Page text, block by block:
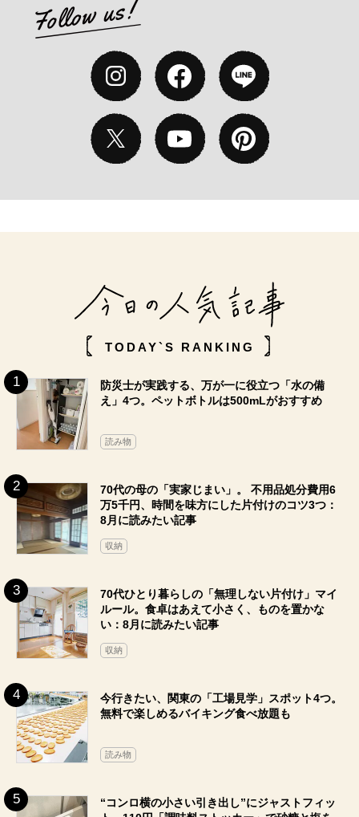
TODAY`S RANKING
防災士が実践する、万が一に役立つ「水の備
え」4つ。ペットボトルは500mLがおすすめ
読み物
70代の母の「実家じまい」。 不用品処分費用6
万5千円、時間を味方にした片付けのコツ3つ：
8月に読みたい記事
収納
70代ひとり暮らしの「無理しない片付け」マイ
ルール。食卓はあえて小さく、ものを置かな
い：8月に読みたい記事
収納
今行きたい、関東の「工場見学」スポット4つ。
無料で楽しめるバイキング食べ放題も
読み物
“コンロ横の小さい引き出し”にジャストフィッ